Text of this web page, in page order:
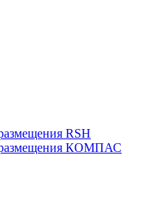
RSH
КОМПАС